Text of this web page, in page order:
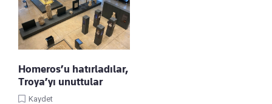
Homeros’u hatırladılar,
Troya’yı unuttular
Kaydet